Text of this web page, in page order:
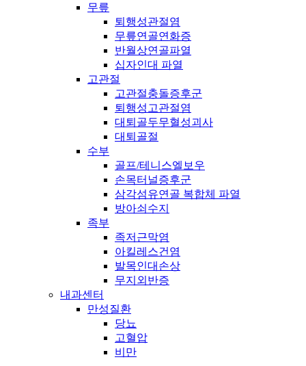
무릎
퇴행성관절염
무릎연골연화증
반월상연골파열
십자인대 파열
고관절
고관절충돌증후군
퇴행성고관절염
대퇴골두무혈성괴사
대퇴골절
수부
골프/테니스엘보우
손목터널증후군
삼각섬유연골 복합체 파열
방아쇠수지
족부
족저근막염
아킬레스건염
발목인대손상
무지외반증
내과센터
만성질환
당뇨
고혈압
비만